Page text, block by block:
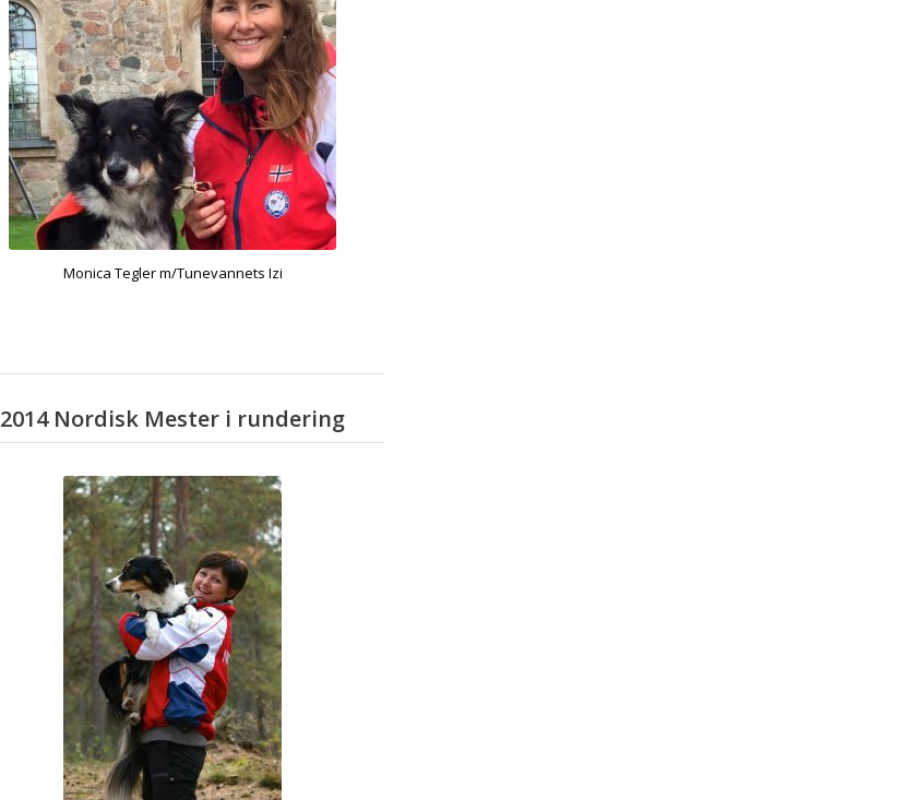
Monica Tegler m/Tunevannets Izi
2014 Nordisk Mester i rundering